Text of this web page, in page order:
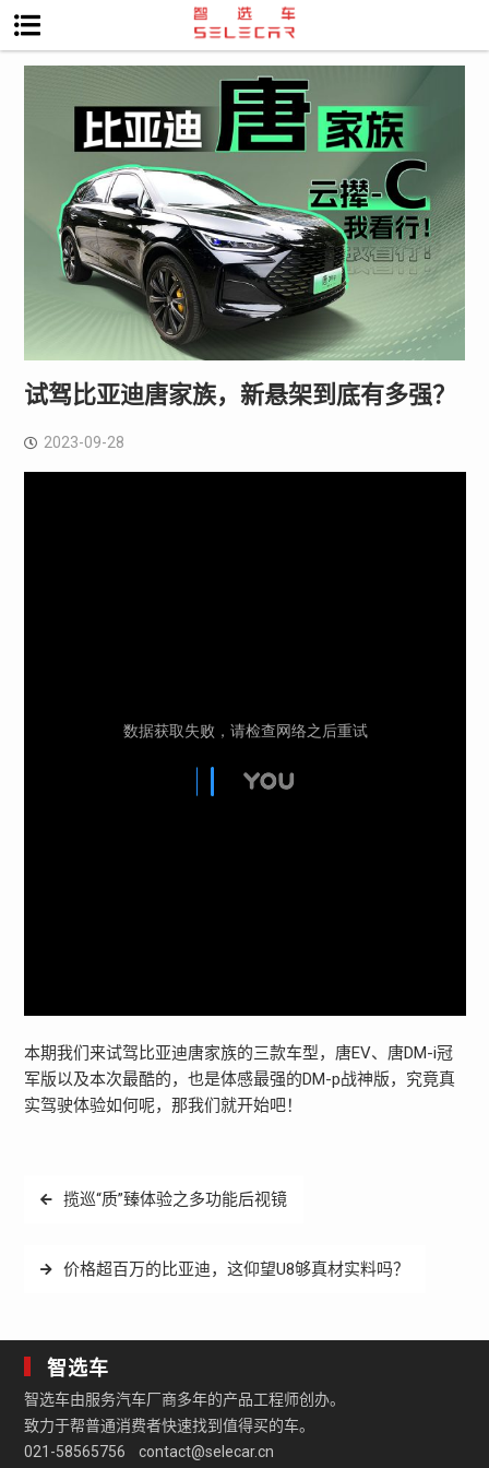
试驾比亚迪唐家族，新悬架到底有多强？
2023-09-28
本期我们来试驾比亚迪唐家族的三款车型，唐EV、唐DM-i冠
军版以及本次最酷的，也是体感最强的DM-p战神版，究竟真
实驾驶体验如何呢，那我们就开始吧！
文
导
揽巡“质”臻体验之多功能后视镜
价格超百万的比亚迪，这仰望U8够真材实料吗？
智选车
智选车由服务汽车厂商多年的产品工程师创办。
致力于帮普通消费者快速找到值得买的车。
021-58565756 contact@selecar.cn